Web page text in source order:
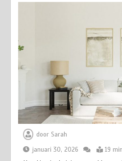
door Sarah
januari 30, 2026
19